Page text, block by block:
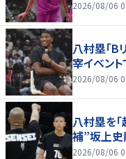
2026/08/06
八村塁「B
宰イベン
2026/08/06
八村塁を
補”坂上史
2026/08/06